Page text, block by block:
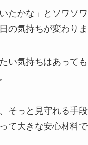
いたかな」とソワソ
の気持ちが変わりま
い気持ちはあって
そっと見守れる手
て大きな安心材料で